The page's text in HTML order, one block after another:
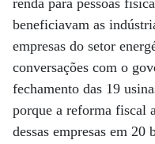
renda para pessoas
beneficiavam as
empresas do setor
conversações com o
fechamento das 19
porque a reforma fiscal
dessas empresas em 20